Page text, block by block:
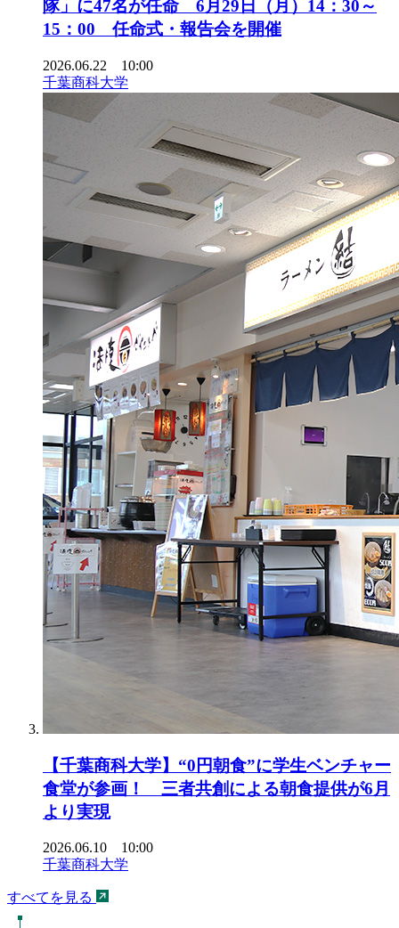
隊」に47名が任命 6月29日（月）14：30～
15：00 任命式・報告会を開催
2026.06.22 10:00
千葉商科大学
【千葉商科大学】“0円朝食”に学生ベンチャー
食堂が参画！ 三者共創による朝食提供が6月
より実現
2026.06.10 10:00
千葉商科大学
すべてを見る